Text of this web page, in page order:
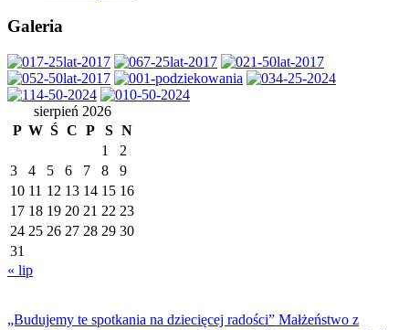
Galeria
sierpień 2026
P W Ś C P S N
1
2
3
4 5 6 7 8
9
10 11 12 13 14 15 16
17 18 19 20 21 22 23
24 25 26 27 28 29 30
31
« lip
„Budujemy te spotkania na dziecięcej radości” Małżeństwo z